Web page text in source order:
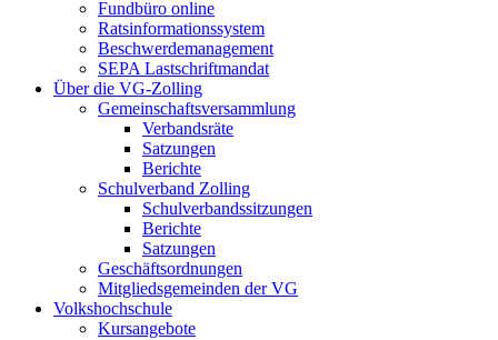
Fundbüro online
Ratsinformationssystem
Beschwerdemanagement
SEPA Lastschriftmandat
Über die VG-Zolling
Gemeinschaftsversammlung
Verbandsräte
Satzungen
Berichte
Schulverband Zolling
Schulverbandssitzungen
Berichte
Satzungen
Geschäftsordnungen
Mitgliedsgemeinden der VG
Volkshochschule
Kursangebote